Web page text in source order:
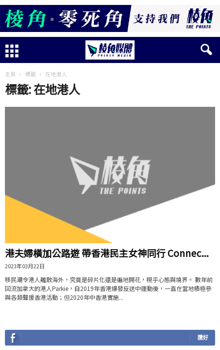
主頁 標籤 在地港人
標籤: 在地港人
港夫婦橫加公路遊 帶香港民主女神同行 Connec...
2023年03月22日
移民潮令港人離散海外，究竟是碎片化還是遍地開花，視乎心態與境界。 數年前
回流加拿大的港人Parkie，自2019年香港爆發反送中運動後，一直在當地積極參
與各類聲援香港活動；但2020年中香港實施...
讚好